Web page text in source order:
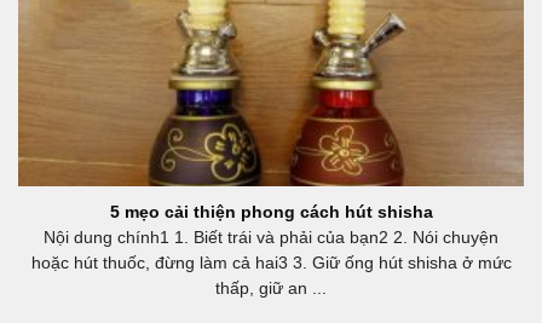
5 mẹo cải thiện phong cách hút shisha
Nội dung chính1 1. Biết trái và phải của bạn2 2. Nói chuyện
hoặc hút thuốc, đừng làm cả hai3 3. Giữ ống hút shisha ở mức
thấp, giữ an ...